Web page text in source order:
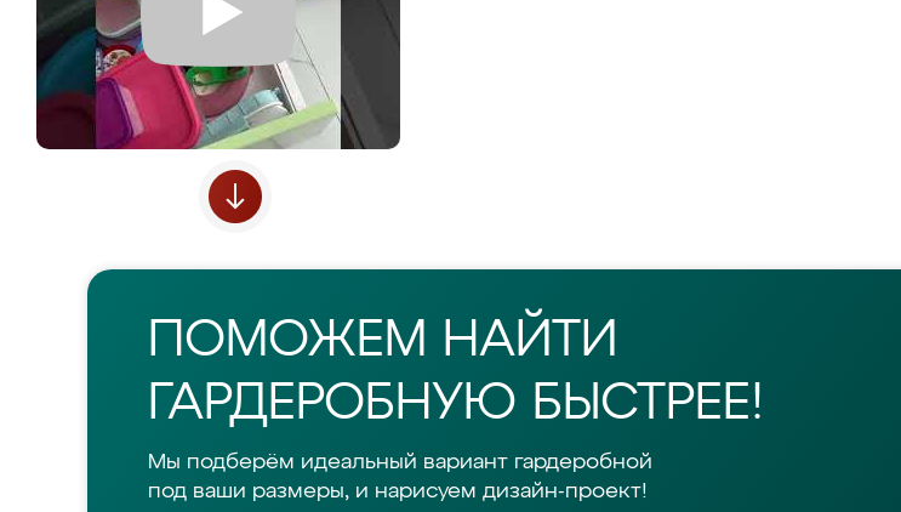
ПОМОЖЕМ НАЙТИ
ГАРДЕРОБНУЮ БЫСТРЕЕ!
Мы подберём идеальный вариант гардеробной
под ваши размеры, и нарисуем дизайн-проект!